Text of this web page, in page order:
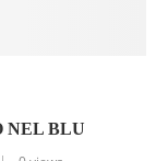
NEL BLU